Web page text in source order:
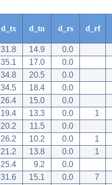
d_tx d_tn d_rs d_rf
31.8 14.9 0.0
35.1 17.0 0.0
34.8 20.5 0.0
34.5 18.4 0.0
26.4 15.0 0.0
19.4 13.3 0.0 1
20.2 11.5 0.0
26.2 10.2 0.0 1
21.2 13.8 0.0 1
25.4 9.2 0.0
31.6 15.1 0.0 7